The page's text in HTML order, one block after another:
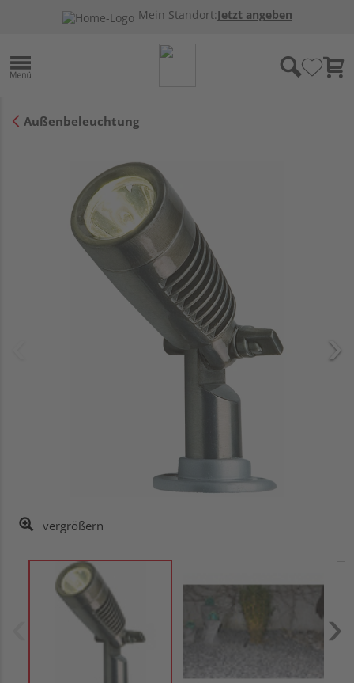
Mein Standort:Jetzt angeben
Außenbeleuchtung
vergrößern